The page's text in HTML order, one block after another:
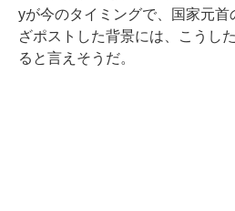
yが今のタイミングで、国家元
ざポストした背景には、こうし
ると言えそうだ。